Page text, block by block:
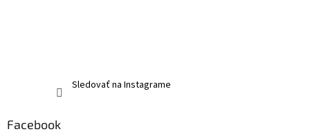
Sledovať na Instagrame
Facebook